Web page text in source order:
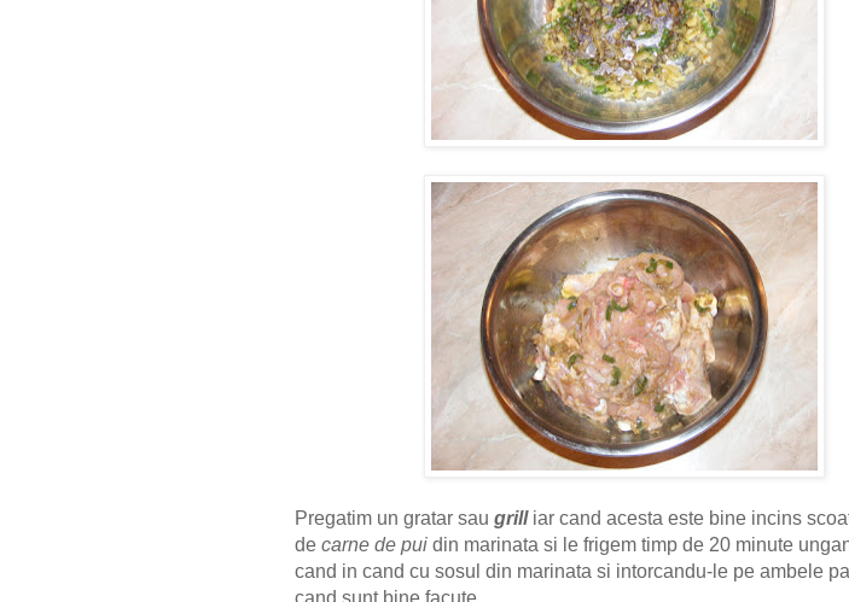
Pregatim un gratar sau grilliar cand acesta este bine incins
de carne de pui din marinata si le frigem timp de 20 minute
cand in cand cu sosul din marinata si intorcandu-le pe ambele